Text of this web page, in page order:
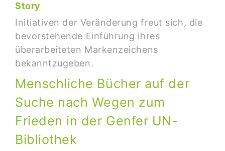
Story
Initiativen der Veränderung freut sich, die
bevorstehende Einführung ihres
überarbeiteten Markenzeichens
bekanntzugeben.
Menschliche Bücher auf der
Suche nach Wegen zum
Frieden in der Genfer UN-
Bibliothek